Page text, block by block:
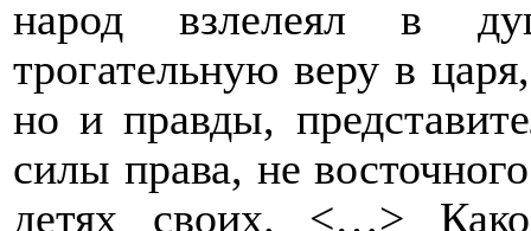
народ взлелеял в
трогательную веру в
но и правды,
силы права, не
детях своих. <…>